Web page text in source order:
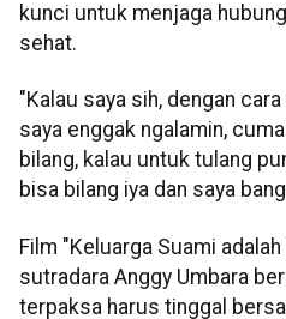
kunci untuk menjaga
sehat.
"Kalau saya sih, dengan
saya enggak ngalamin,
bilang, kalau untuk tulang
bisa bilang iya dan saya
Film "Keluarga Suami
sutradara Anggy Umbara
terpaksa harus tinggal